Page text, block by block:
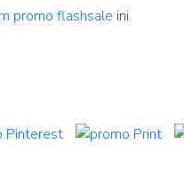
promo flashsale ini.